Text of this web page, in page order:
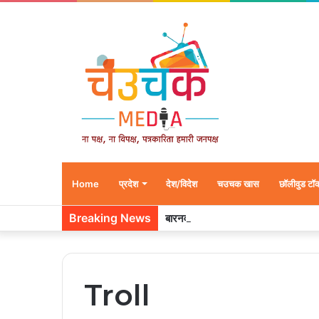
Home प्रदेश देश/विदेश चउचक खास छॉलीवुड
Breaking News बारनवापारा अभ्यारण्य में दिखा ‘मां का
Troll